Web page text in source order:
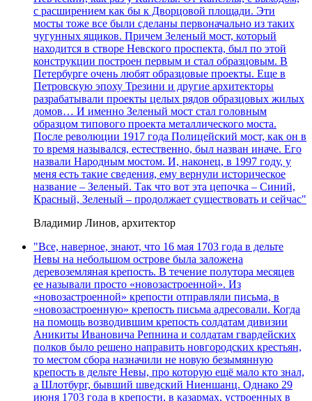
с расширением как бы к Дворцовой площади. Эти
мосты тоже все были сделаны первоначально из таких
чугунных ящиков. Причем Зеленый мост, который
находится в створе Невского проспекта, был по этой
конструкции построен первым и стал образцовым. В
Петербурге очень любят образцовые проекты. Еще в
Петровскую эпоху Трезини и другие архитекторы
разрабатывали проекты целых рядов образцовых жилых
домов… И именно Зеленый мост стал головным
образцом типового проекта металлического моста.
После революции 1917 года Полицейский мост, как он в
то время назывался, естественно, был назван иначе. Его
назвали Народным мостом. И, наконец, в 1997 году, у
меня есть такие сведения, ему вернули историческое
название – Зеленый. Так что вот эта цепочка – Синий,
Красный, Зеленый – продолжает существовать и сейчас"
Владимир Линов, архитектор
"Все, наверное, знают, что 16 мая 1703 года в дельте
Невы на небольшом острове была заложена
деревоземляная крепость. В течение полутора месяцев
ее называли просто «новозастроенной». Из
«новозастроенной» крепости отправляли письма, в
«новозастроенную» крепость письма адресовали. Когда
на помощь возводившим крепость солдатам дивизии
Аникиты Ивановича Репнина и солдатам гвардейских
полков было решено направить новгородских крестьян,
то местом сбора назначили не новую безымянную
крепость в дельте Невы, про которую ещё мало кто знал,
а Шлотбург, бывший шведский Ниеншанц. Однако 29
июня 1703 года в крепости, в казармах, устроенных в